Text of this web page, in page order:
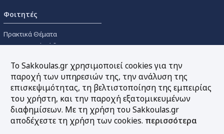
Φοιτητές
Πρακτικά Θέματα
Οικονομικοί Κώδικες
Συγγραμμάτων
Εργαλεία
Online υπολογισμός τόκων
Υπηρεσία Ηλεκτρονικής
Το Sakkoulas.gr χρησιμοποιεί cookies για την
παροχή των υπηρεσιών της, την ανάλυση της
επισκεψιμότητας, τη βελτιστοποίηση της εμπειρίας
του χρήστη, και την παροχή εξατομικευμένων
διαφημίσεων. Με τη χρήση του Sakkoulas.gr
αποδέχεστε τη χρήση των cookies. περισσότερα